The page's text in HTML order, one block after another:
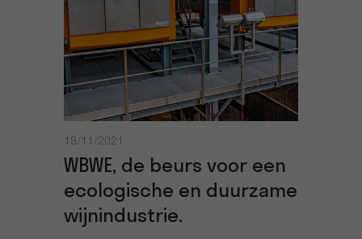
19/11/2021
WBWE, de beurs voor een
ecologische en duurzame
wijnindustrie.